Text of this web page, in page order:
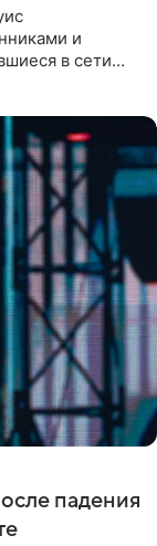
и
в сети
падения